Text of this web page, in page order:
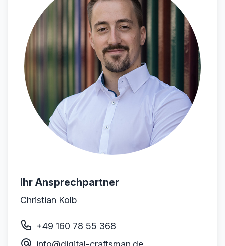
Ihr Ansprechpartner
Christian Kolb
+49 160 78 55 368